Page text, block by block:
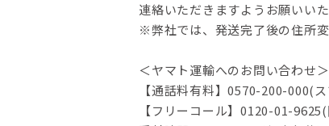
連絡いただきますようお願いいた
※弊社では、発送完了後の住所
＜ヤマト運輸へのお問い合わせ＞
【通話料有料】0570-200-000(
【フリーコール】0120-01-